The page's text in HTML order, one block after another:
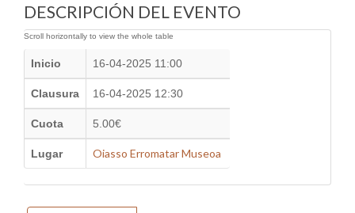
DESCRIPCIÓN DEL EVENTO
Inicio 16-04-2025 11:00
Clausura 16-04-2025 12:30
Cuota 5.00€
Lugar Oiasso Erromatar Museoa